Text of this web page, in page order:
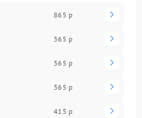
865 р
365 р
365 р
365 р
415 р